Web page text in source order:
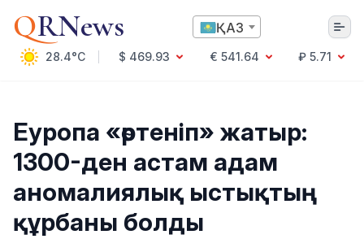
QRNews ҚАЗ
28.4°C $ 469.93 € 541.64
₽ 5.71
Саясат
Технология
Экономика
Еуропа «өртеніп» жатыр:
1300-ден астам адам
аномалиялық ыстықтың
құрбаны болды